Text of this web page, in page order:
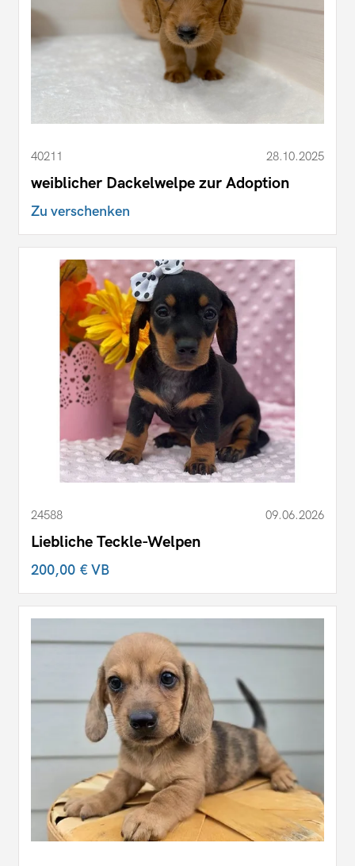
40211 28.10.2025
weiblicher Dackelwelpe zur Adoption
Zu verschenken
24588 09.06.2026
Liebliche Teckle-Welpen
200,00 €VB